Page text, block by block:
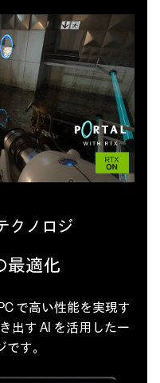
クノロジ
最適化
で高い性能を実現す
出す AI を活用した一
す。